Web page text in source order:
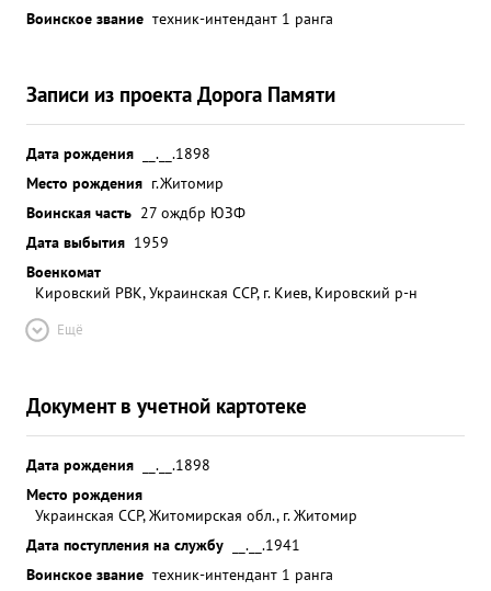
Воинское звание техник-интендант 1 ранга
Записи из проекта Дорога Памяти
Дата рождения
__.__.1898
Место рождения г.Житомир
Воинская часть 27 ождбр ЮЗФ
Дата выбытия 1959
Военкомат
Кировский РВК, Украинская ССР, г. Киев, Кировский р-н
Ещё
Документ в учетной картотеке
Дата рождения
__.__.1898
Место рождения
Украинская ССР, Житомирская обл., г. Житомир
Дата поступления на службу
__.__.1941
Воинское звание техник-интендант 1 ранга